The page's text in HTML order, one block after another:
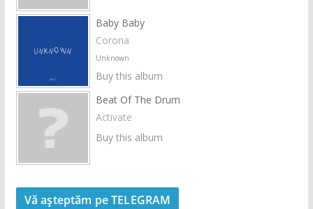
Baby Baby
Corona
Unknown
Buy this album
Beat Of The Drum
Activate
Buy this album
Vă așteptăm pe TELEGRAM